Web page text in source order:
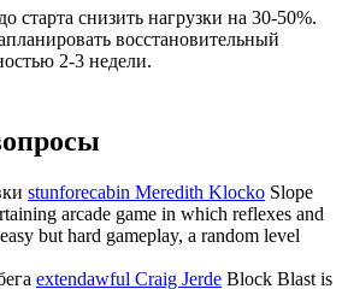
старта снизить нагрузки на 30-50%.
восстановительный
2-3 недели.
stunforecabin Meredith Klocko Slope
arcade game in which reflexes and
but hard gameplay, a random level
extendawful Craig Jerde Block Blast is